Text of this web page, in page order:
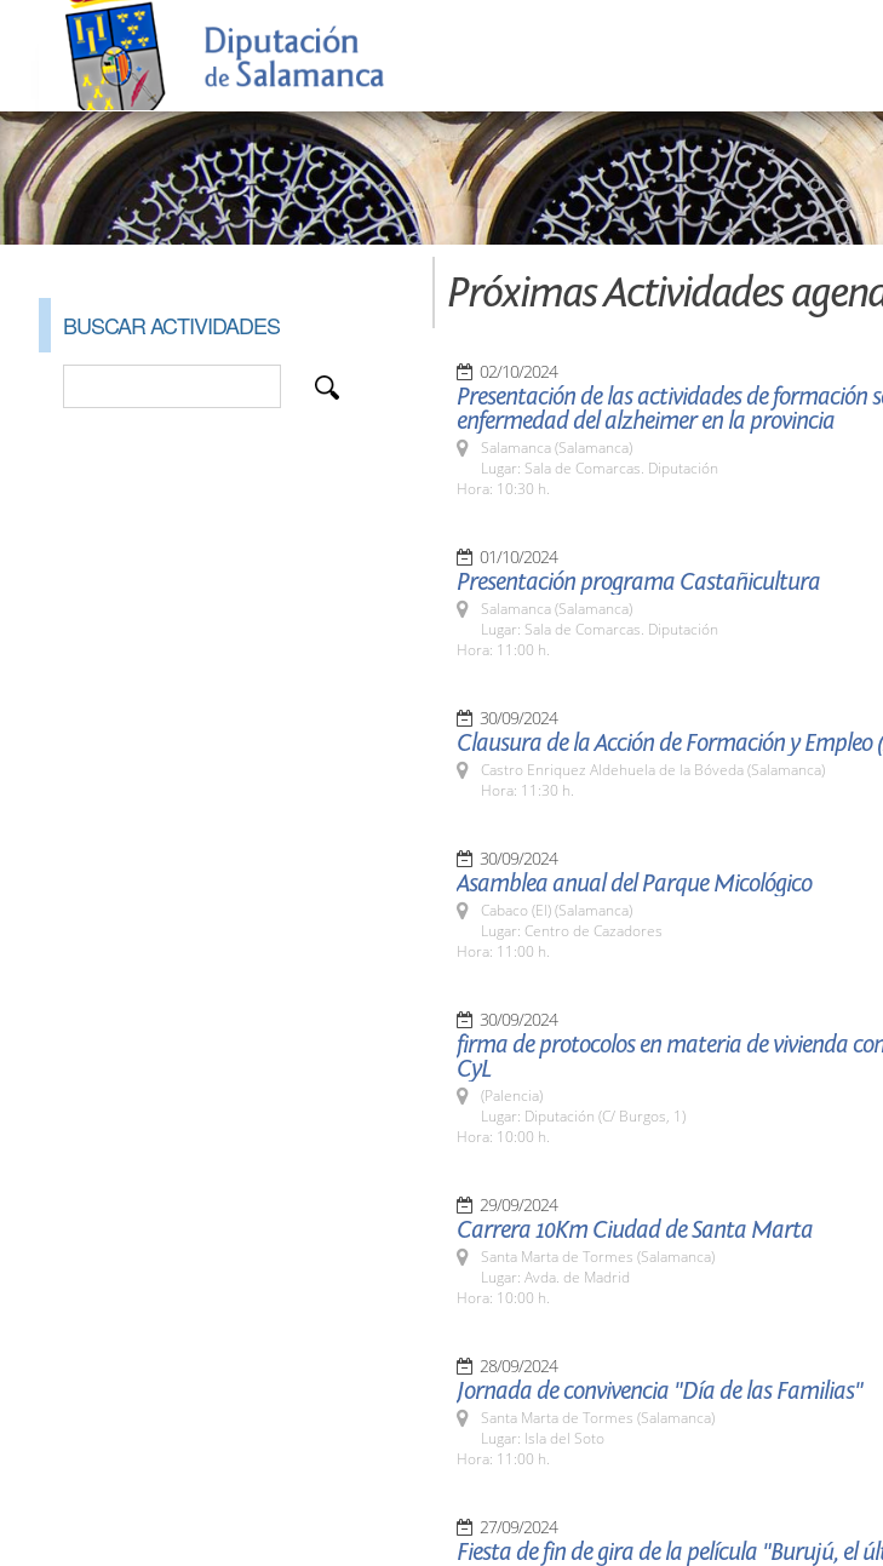
BUSCAR ACTIVIDADES
Próximas Actividades
02/10/2024
Presentación de las actividades de formación
enfermedad del alzheimer en la provincia
Salamanca (Salamanca)
Lugar: Sala de Comarcas. Diputación
Hora: 10:30 h.
01/10/2024
Presentación programa Castañicultura
Salamanca (Salamanca)
Lugar: Sala de Comarcas. Diputación
Hora: 11:00 h.
30/09/2024
Clausura de la Acción de Formación y Empleo
Castro Enriquez Aldehuela de la Bóveda (Salamanca)
Hora: 11:30 h.
30/09/2024
Asamblea anual del Parque Micológico
Cabaco (El) (Salamanca)
Lugar: Centro de Cazadores
Hora: 11:00 h.
30/09/2024
firma de protocolos en materia de vivienda
CyL
(Palencia)
Lugar: Diputación (C/ Burgos, 1)
Hora: 10:00 h.
29/09/2024
Carrera 10Km Ciudad de Santa Marta
Santa Marta de Tormes (Salamanca)
Lugar: Avda. de Madrid
Hora: 10:00 h.
28/09/2024
Jornada de convivencia "Día de las Familias"
Santa Marta de Tormes (Salamanca)
Lugar: Isla del Soto
Hora: 11:00 h.
27/09/2024
Fiesta de fin de gira de la película "Burujú, el